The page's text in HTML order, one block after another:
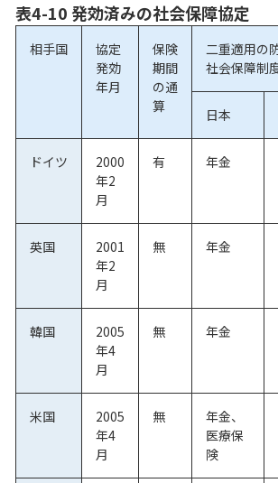
表4-10 発効済みの社会保障協定
相手国
協定
発効
年月
保険
期間
の通
算
二重適用の
社会保障制
日本
ドイツ
2000
年2
月
有 年金
英国
2001
年2
月
無 年金
韓国
2005
年4
月
無 年金
米国
2005
年4
月
無
年金、
医療保
険